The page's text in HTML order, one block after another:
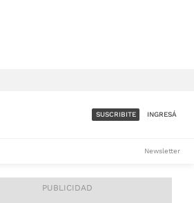
ACCESO FULL - $1.800/MES
SUSCRIBITE INGRESÁ
Newsletter